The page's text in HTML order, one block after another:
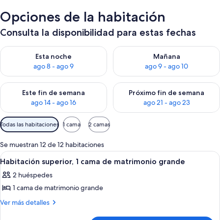
Opciones de la habitación
Consulta la disponibilidad para estas fechas
Esta noche
ago 8 - ago 9
Consulta la disponibilidad para esta noche, ago 8 - ago 9
Mañana
ago 9 - ago 10
Consulta la disponibilidad
Este fin de semana
ago 14 - ago 16
Consulta la disponibilidad para este fin de semana, ago 14 -
Próximo fin de semana
ago 21 - ago 23
Consulta la disponibilidad
Filtros
disponibles
para
las
habitaciones
Todas las habitaciones 1 cama 2 camas
Se muestran 12 de 12 habitaciones
Abrir
todas
las
fotos
de
Una habitación de hotel con una
5
Habitación superior, 1 cama de matrimonio grande
2 huéspedes
1 cama de matrimonio grande
Ver más detalles
Más